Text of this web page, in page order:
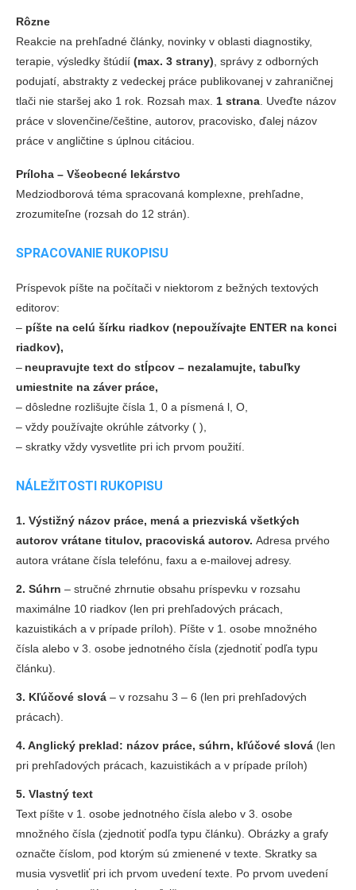
Rôzne
Reakcie na prehľadné články, novinky v oblasti diagnostiky,
terapie, výsledky štúdií (max. 3 strany) , správy z odborných
podujatí, abstrakty z vedeckej práce publikovanej v zahraničnej
tlači nie staršej ako 1 rok. Rozsah max. 1 strana . Uveďte názov
práce v slovenčine/češtine, autorov, pracovisko, ďalej názov
práce v angličtine s úplnou citáciou.
Príloha – Všeobecné lekárstvo
Medziodborová téma spracovaná komplexne, prehľadne,
zrozumiteľne (rozsah do 12 strán).
SPRACOVANIE RUKOPISU
Príspevok píšte na počítači v niektorom z bežných textových
editorov:
‒ píšte na celú šírku riadkov (nepoužívajte ENTER na konci
riadkov),
‒ neupravujte text do stĺpcov – nezalamujte, tabuľky
umiestnite na záver práce,
‒ dôsledne rozlišujte čísla 1, 0 a písmená l, O,
‒ vždy používajte okrúhle zátvorky ( ),
‒ skratky vždy vysvetlite pri ich prvom použití.
NÁLEŽITOSTI RUKOPISU
1. Výstižný názov práce, mená a priezviská všetkých
autorov vrátane titulov, pracoviská autorov. Adresa prvého
autora vrátane čísla telefónu, faxu a e-mailovej adresy.
2. Súhrn – stručné zhrnutie obsahu príspevku v rozsahu
maximálne 10 riadkov (len pri prehľadových prácach,
kazuistikách a v prípade príloh). Píšte v 1. osobe množného
čísla alebo v 3. osobe jednotného čísla (zjednotiť podľa typu
článku).
3. Kľúčové slová – v rozsahu 3 – 6 (len pri prehľadových
prácach).
4. Anglický preklad: názov práce, súhrn, kľúčové slová (len
pri prehľadových prácach, kazuistikách a v prípade príloh)
5. Vlastný text
Text píšte v 1. osobe jednotného čísla alebo v 3. osobe
množného čísla (zjednotiť podľa typu článku). Obrázky a grafy
označte číslom, pod ktorým sú zmienené v texte. Skratky sa
musia vysvetliť pri ich prvom uvedení texte. Po prvom uvedení